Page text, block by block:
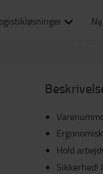
Ergonomisk
Hold
Sikkerhed!